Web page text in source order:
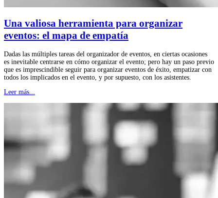
Una valiosa herramienta para organizar
eventos: el mapa de empatía
Dadas las múltiples tareas del organizador de eventos, en ciertas ocasiones
es inevitable centrarse en cómo organizar el evento; pero hay un paso previo
que es imprescindible seguir para organizar eventos de éxito, empatizar con
todos los implicados en el evento, y por supuesto, con los asistentes.
Leer más...